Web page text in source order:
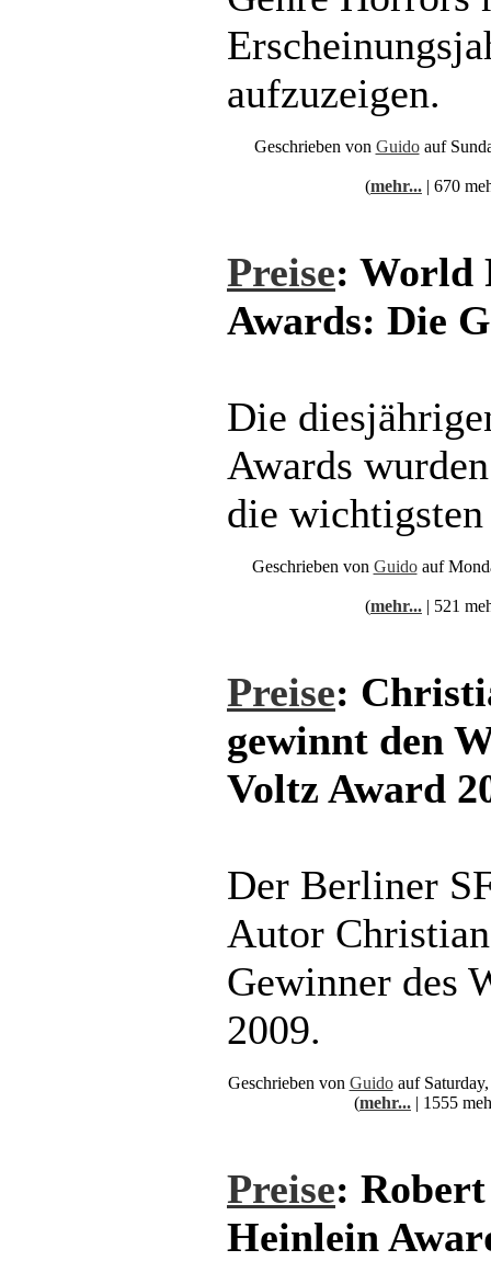
aufzuzeigen.
Geschrieben von Guidoauf
(mehr... | 670
Preise: World
Awards: Die
Die
Awards
die
Geschrieben von Guidoauf
(mehr... | 521
Preise:
gewinnt den
Voltz Award
Der Berliner
Autor
Gewinner des
2009.
Geschrieben von Guidoauf
(mehr... | 1555
Preise:
Heinlein